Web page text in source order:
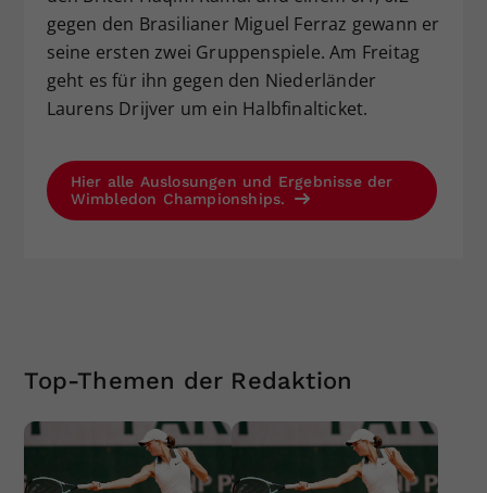
gegen den Brasilianer Miguel Ferraz gewann er
seine ersten zwei Gruppenspiele. Am Freitag
geht es für ihn gegen den Niederländer
Laurens Drijver um ein Halbfinalticket.
Hier alle Auslosungen und Ergebnisse der
Wimbledon Championships.
Top-Themen der Redaktion